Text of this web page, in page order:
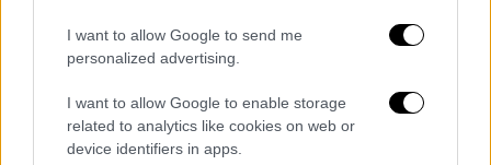
I want to allow Google to send me
personalized advertising.
I want to allow Google to enable storage
related to analytics like cookies on web or
device identifiers in apps.